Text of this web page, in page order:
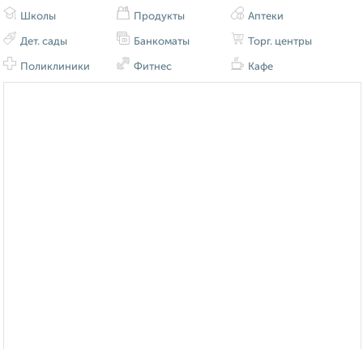
Школы
Дет. сады
Поликлиники
Продукты
Банкоматы
Фитнес
Аптеки
Торг. центры
Кафе